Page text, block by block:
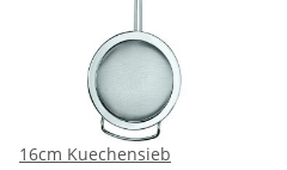
16cm Kuechensieb